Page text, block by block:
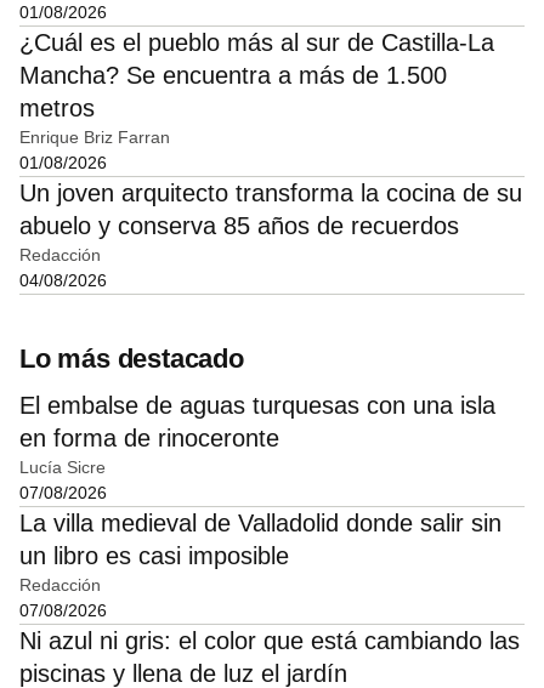
01/08/2026
¿Cuál es el pueblo más al sur de Castilla-La
Mancha? Se encuentra a más de 1.500
metros
Enrique Briz Farran
01/08/2026
Un joven arquitecto transforma la cocina de su
abuelo y conserva 85 años de recuerdos
Redacción
04/08/2026
Lo más destacado
El embalse de aguas turquesas con una isla
en forma de rinoceronte
Lucía Sicre
07/08/2026
La villa medieval de Valladolid donde salir sin
un libro es casi imposible
Redacción
07/08/2026
Ni azul ni gris: el color que está cambiando las
piscinas y llena de luz el jardín